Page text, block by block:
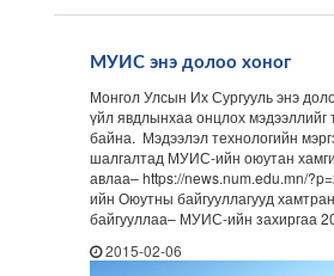
МУИС энэ долоо хоног
Монгол Улсын Их Сургууль энэ
үйл явдлынхаа онцлох мэдээллийг
байна. Мэдээлэл технологийн
шалгалтад МУИС-ийн оюутан
авлаа– https://news.num.edu.mn/
ийн Оюутны байгууллагууд
байгууллаа– МУИС-ийн захиргаа
2015-02-06